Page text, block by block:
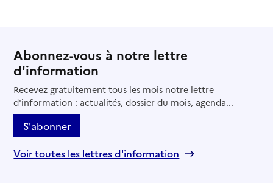
Abonnez-vous à notre lettre
d'information
Recevez gratuitement tous les mois notre lettre
d'information : actualités, dossier du mois, agenda...
S'abonner
Voir toutes les lettres d'information